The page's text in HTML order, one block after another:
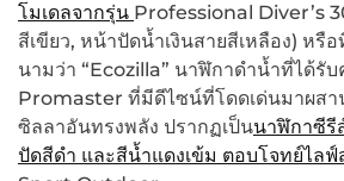
โมเดลจากรุ่น Professional Diver’s
สีเขียว, หน้าปัดน้ำเงินสายสีเหลือง) ห
นามว่า “Ecozilla” นาฬิกาดำน้ำที่ได้รั
Promaster ที่มีดีไซน์ที่โดดเด่นมาผสา
ซิลลาอันทรงพลัง ปรากฏเป็นนาฬิกาซีรี
ปัดสีดำ และสีน้ำแดงเข้ม ตอบโจทย์ไลฟ์